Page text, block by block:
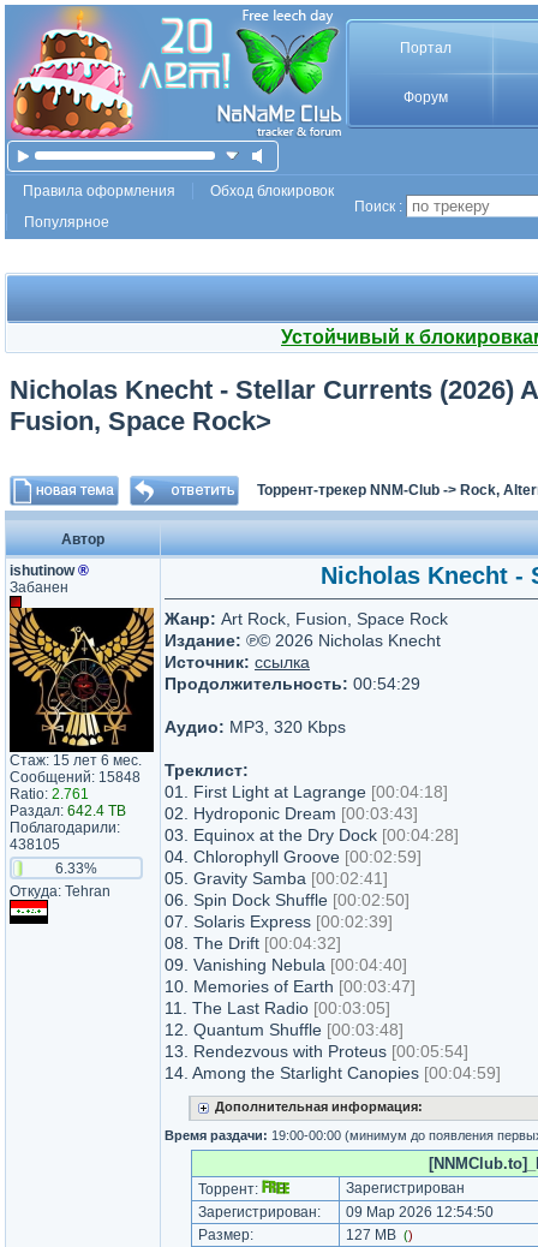
Портал
Форум
Правила оформления
Обход блокировок
Популярное
Поиск :
Устойчивый к
Nicholas Knecht - Stellar Currents (2026)
Fusion, Space Rock>
Торрент-трекер NNM-Club -> Rock,
Автор
ishutinow®
Забанен
Стаж: 15 лет 6 мес.
Сообщений: 15848
Ratio: 2.761
Раздал: 642.4 TB
Поблагодарили:
438105
6.33%
Откуда: Tehran
Nicholas Knecht -
Жанр: Art Rock, Fusion, Space Rock
Издание: ℗© 2026 Nicholas Knecht
Источник: ссылка
Продолжительность: 00:54:29
Аудио: MP3, 320 Kbps
Треклист:
01. First Light at Lagrange [00:04:18]
02. Hydroponic Dream [00:03:43]
03. Equinox at the Dry Dock [00:04:28]
04. Chlorophyll Groove [00:02:59]
05. Gravity Samba [00:02:41]
06. Spin Dock Shuffle [00:02:50]
07. Solaris Express [00:02:39]
08. The Drift [00:04:32]
09. Vanishing Nebula [00:04:40]
10. Memories of Earth [00:03:47]
11. The Last Radio [00:03:05]
12. Quantum Shuffle [00:03:48]
13. Rendezvous with Proteus [00:05:54]
14. Among the Starlight Canopies [00:04:59]
Дополнительная информация:
Время раздачи: 19:00-00:00 (минимум до появления
Торрент:
Зарегистрирован
Зарегистрирован:
09 Мар 2026 12:54:50
Размер:
127 MB ()